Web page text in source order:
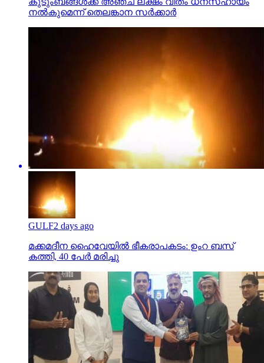
നല്‍കുമെന്ന് തെലങ്കാന സര്‍ക്കാര്‍
GULF2 days ago
മക്കമദീന ഹൈവേയില്‍ ഭീകരാപകടം: ഉംറ ബസ്
കത്തി, 40 പേര്‍ മരിച്ചു